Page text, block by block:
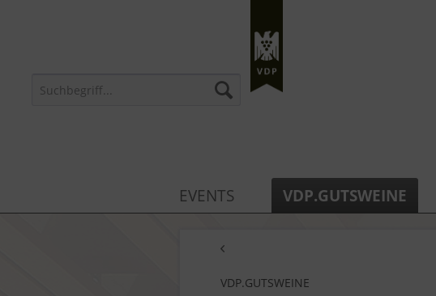
EVENTS VDP.GUTSWEINE
VDP.GUTSWEINE